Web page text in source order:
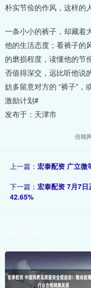
朴实节俭的作风，这样的
一条小小的裤子，却藏着
他的生活态度；看裤子的
的磨损程度，读懂他的节
否值得深交，远比听他说
妨多留意对方的 “裤子”，
激励计划#
发布于：天津市
倍顺
上一篇： 宏泰配资 广立微
下一篇： 宏泰配资 7月7
42.65%